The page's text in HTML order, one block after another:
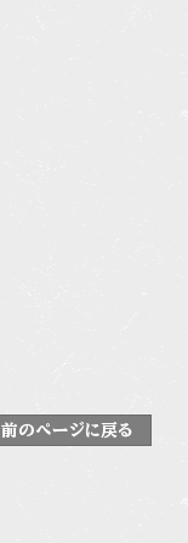
前のページに戻る